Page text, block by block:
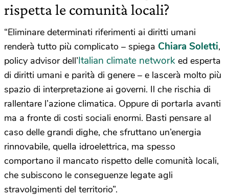
rispetta le comunità locali?
“Eliminare determinati riferimenti ai diritti umani
renderà tutto più complicato – spiega Chiara Soletti,
policy advisor dell’Italian climate network ed esperta
di diritti umani e parità di genere – e lascerà molto più
spazio di interpretazione ai governi. Il che rischia di
rallentare l’azione climatica. Oppure di portarla avanti
ma a fronte di costi sociali enormi. Basti pensare al
caso delle grandi dighe, che sfruttano un’energia
rinnovabile, quella idroelettrica, ma spesso
comportano il mancato rispetto delle comunità locali,
che subiscono le conseguenze legate agli
stravolgimenti del territorio”.